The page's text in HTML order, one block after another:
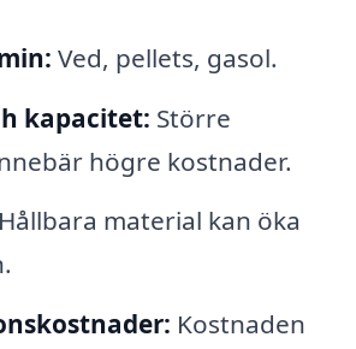
Ved, pellets, gasol.
kapacitet: Större
högre kostnader.
Hållbara material kan öka
Kostnaden